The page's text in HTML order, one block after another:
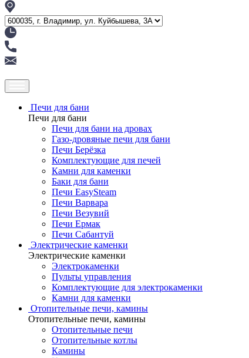
Печи для бани
Печи для бани
Печи для бани на дровах
Газо-дровяные печи для бани
Печи Берёзка
Комплектующие для печей
Камни для каменки
Баки для бани
Печи EasySteam
Печи Варвара
Печи Везувий
Печи Ермак
Печи Сабантуй
Электрические каменки
Электрические каменки
Электрокаменки
Пульты управления
Комплектующие для электрокаменки
Камни для каменки
Отопительные печи, камины
Отопительные печи, камины
Отопительные печи
Отопительные котлы
Камины